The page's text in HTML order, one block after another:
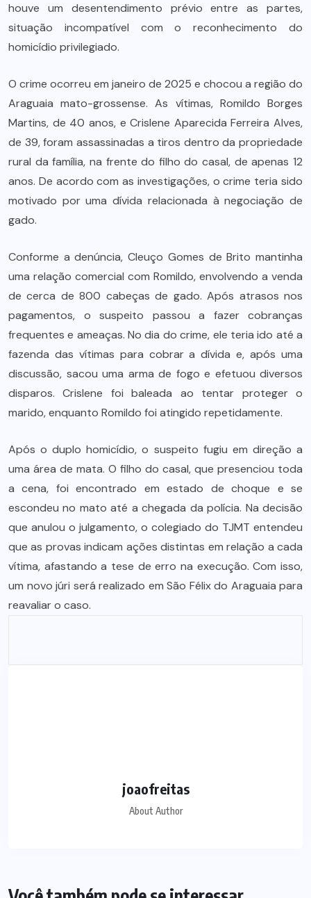
houve um desentendimento prévio entre as partes,
situação incompatível com o reconhecimento do
homicídio privilegiado.
O crime ocorreu em janeiro de 2025 e chocou a região do
Araguaia mato-grossense. As vítimas, Romildo Borges
Martins, de 40 anos, e Crislene Aparecida Ferreira Alves,
de 39, foram assassinadas a tiros dentro da propriedade
rural da família, na frente do filho do casal, de apenas 12
anos. De acordo com as investigações, o crime teria sido
motivado por uma dívida relacionada à negociação de
gado.
Conforme a denúncia, Cleuço Gomes de Brito mantinha
uma relação comercial com Romildo, envolvendo a venda
de cerca de 800 cabeças de gado. Após atrasos nos
pagamentos, o suspeito passou a fazer cobranças
frequentes e ameaças. No dia do crime, ele teria ido até a
fazenda das vítimas para cobrar a dívida e, após uma
discussão, sacou uma arma de fogo e efetuou diversos
disparos. Crislene foi baleada ao tentar proteger o
marido, enquanto Romildo foi atingido repetidamente.
Após o duplo homicídio, o suspeito fugiu em direção a
uma área de mata. O filho do casal, que presenciou toda
a cena, foi encontrado em estado de choque e se
escondeu no mato até a chegada da polícia. Na decisão
que anulou o julgamento, o colegiado do TJMT entendeu
que as provas indicam ações distintas em relação a cada
vítima, afastando a tese de erro na execução. Com isso,
um novo júri será realizado em São Félix do Araguaia para
reavaliar o caso.
joaofreitas
About Author